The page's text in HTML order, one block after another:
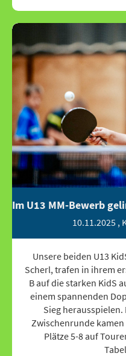
10.11.2025 ,
Unsere beiden U13
Scherl, trafen in ihrem
B auf die starken KidS
einem spannenden
Sieg herausspielen.
Zwischenrunde
Plätze 5-8 auf